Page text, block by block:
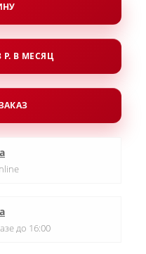
Р. В МЕСЯЦ
до 16:00